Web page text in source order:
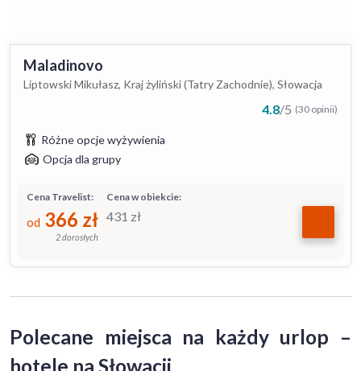
Maladinovo
Liptowski Mikułasz, Kraj żyliński (Tatry Zachodnie), Słowacja
4.8/5 (30 opinii)
Różne opcje wyżywienia
Opcja dla grupy
Cena w obiekcie:
431 zł
Cena Travelist:
od 366 zł
2 dorosłych
Polecane miejsca na każdy urlop –
hotele na Słowacji